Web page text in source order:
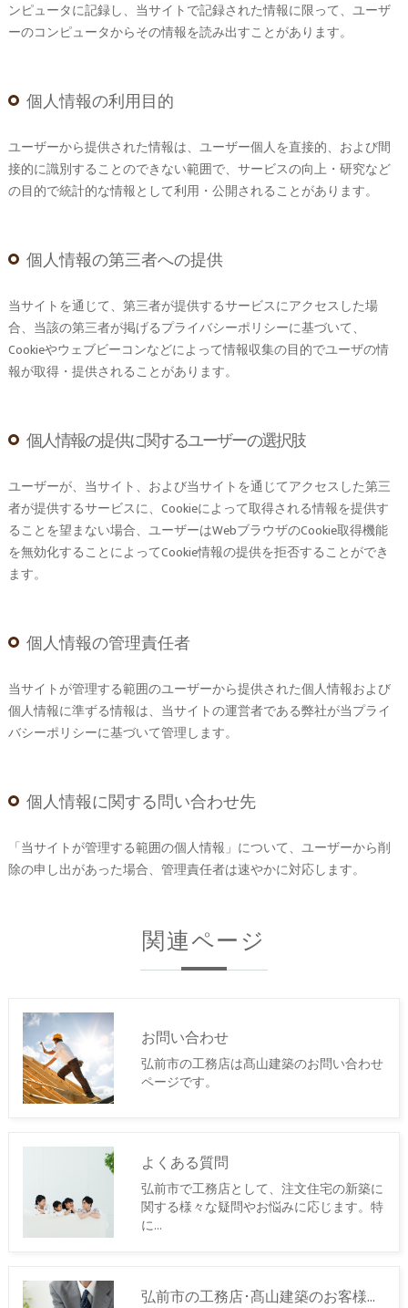
ンピュータに記録し、当サイトで記録された情報に限って、ユーザ
ーのコンピュータからその情報を読み出すことがあります。
個人情報の利用目的
ユーザーから提供された情報は、ユーザー個人を直接的、および間
接的に識別することのできない範囲で、サービスの向上・研究など
の目的で統計的な情報として利用・公開されることがあります。
個人情報の第三者への提供
当サイトを通じて、第三者が提供するサービスにアクセスした場
合、当該の第三者が掲げるプライバシーポリシーに基づいて、
Cookieやウェブビーコンなどによって情報収集の目的でユーザの情
報が取得・提供されることがあります。
個人情報の提供に関するユーザーの選択肢
ユーザーが、当サイト、および当サイトを通じてアクセスした第三
者が提供するサービスに、Cookieによって取得される情報を提供す
ることを望まない場合、ユーザーはWebブラウザのCookie取得機能
を無効化することによってCookie情報の提供を拒否することができ
ます。
個人情報の管理責任者
当サイトが管理する範囲のユーザーから提供された個人情報および
個人情報に準ずる情報は、当サイトの運営者である弊社が当プライ
バシーポリシーに基づいて管理します。
個人情報に関する問い合わせ先
「当サイトが管理する範囲の個人情報」について、ユーザーから削
除の申し出があった場合、管理責任者は速やかに対応します。
関連ページ
お問い合わせ
弘前市の工務店は髙山建築のお問い合わせ
ページです。
よくある質問
弘前市で工務店として、注文住宅の新築に
関する様々な疑問やお悩みに応じます。特
に…
弘前市の工務店･髙山建築のお客様の声